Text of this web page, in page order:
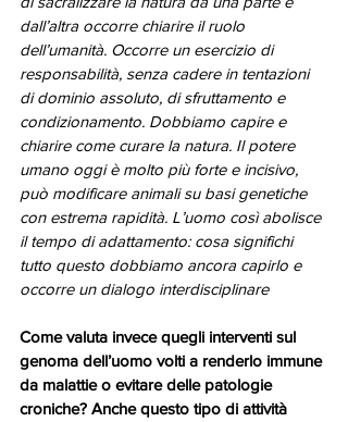
dall’altra occorre chiarire il ruolo
dell’umanità. Occorre un esercizio di
responsabilità, senza cadere in tentazioni
di dominio assoluto, di sfruttamento e
condizionamento. Dobbiamo capire e
chiarire come curare la natura. Il potere
umano oggi è molto più forte e incisivo,
può modificare animali su basi genetiche
con estrema rapidità. L’uomo così abolisce
il tempo di adattamento: cosa significhi
tutto questo dobbiamo ancora capirlo e
occorre un dialogo interdisciplinare
Come valuta invece quegli interventi sul
genoma dell’uomo volti a renderlo immune
da malattie o evitare delle patologie
croniche? Anche questo tipo di attività